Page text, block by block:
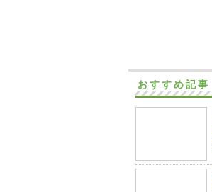
おすすめ記事